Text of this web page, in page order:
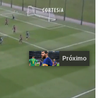
Próximo